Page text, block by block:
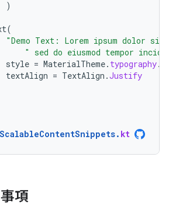
)
(
"Demo Text: Lorem ipsum dolor
" sed do eiusmod tempor
style = MaterialTheme. typography.
textAlign = TextAlign .Justify
ScalableContentSnippets. kt
項